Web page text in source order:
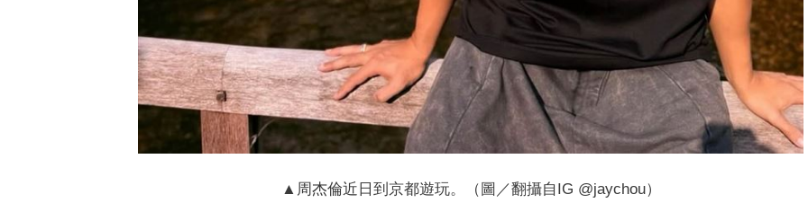
▲周杰倫近日到京都遊玩。（圖／翻攝自IG @jaychou）